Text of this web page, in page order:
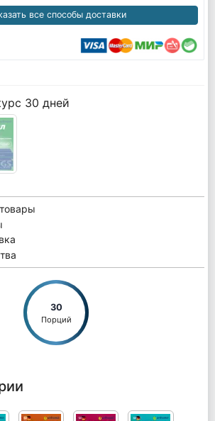
все способы доставки
30 дней
30
Порций